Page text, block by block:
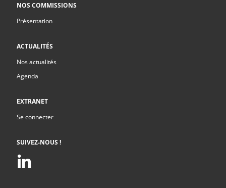
NOS COMMISSIONS
Présentation
ACTUALITÉS
Nos actualités
Agenda
EXTRANET
Se connecter
SUIVEZ-NOUS !